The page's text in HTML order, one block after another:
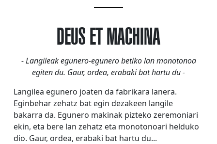
DEUS ET MACHINA
- Langileak egunero-egunero betiko lan monotonoa
egiten du. Gaur, ordea, erabaki bat hartu du -
Langilea egunero joaten da fabrikara lanera.
Eginbehar zehatz bat egin dezakeen langile
bakarra da. Egunero makinak pizteko zeremoniari
ekin, eta bere lan zehatz eta monotonoari helduko
dio. Gaur, ordea, erabaki bat hartu du...